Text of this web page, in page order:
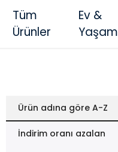
Tüm
Ürünler
Ev &
Yaşam
Ürün adına göre A-Z
İndirim oranı azalan